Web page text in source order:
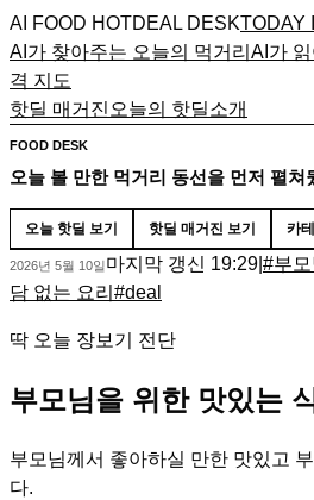
AI FOOD HOTDEAL DESKTODAY
AI가 찾아주는 오늘의 먹거리 AI가
격 지도
핫딜 매거진 오늘의 핫딜소개
FOOD DESK
오늘 볼 만한 먹거리 동선을 먼저 펼쳐
오늘 핫딜 보기 핫딜 매거진 보기 카
2026년 5월 10일 마지막 갱신 19:29 #부
담 없는 요리 #deal
딱 오늘 장보기 전단
부모님을 위한 맛있는
부모님께서 좋아하실 만한 맛있고
다.